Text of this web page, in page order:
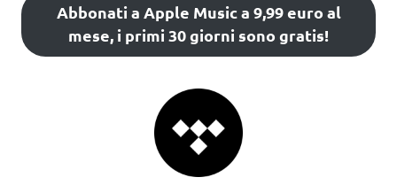
Abbonati a Apple Music a 9,99 euro al
mese, i primi 30 giorni sono gratis!